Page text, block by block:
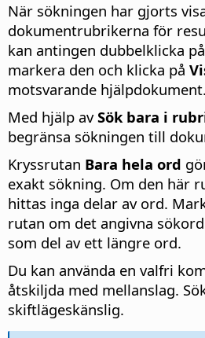
När sökningen har gjorts
dokumentrubrikerna för
kan antingen dubbelklicka
markera den och klicka på
motsvarande hjälpdokument.
Med hjälp avSök bara i
begränsa sökningen till
Kryssrutan Bara hela ord
exakt sökning. Om den här
hittas inga delar av ord.
rutan om det angivna
som del av ett längre ord.
Du kan använda en valfri
åtskiljda med mellanslag.
skiftlägeskänslig.